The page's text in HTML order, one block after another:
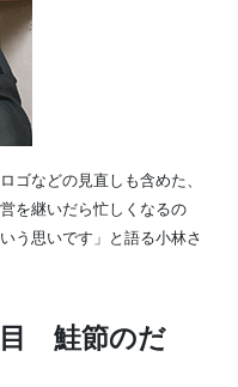
ゴなどの見直しも含めた、
を継いだら忙しくなるの
う思いです」と語る小林さ
目 鮭節のだ